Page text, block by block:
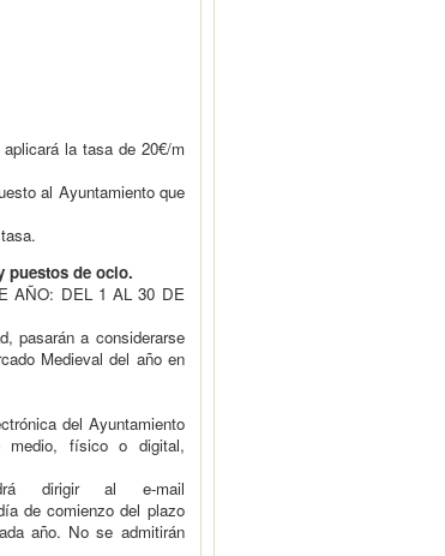
la tasa de 20€/m
al Ayuntamiento que
puestos de ocio.
AÑO: DEL 1 AL 30 DE
pasarán a considerarse
Medieval del año en
del Ayuntamiento
medio, físico o digital,
dirigir al e-mail
de comienzo del plazo
año. No se admitirán